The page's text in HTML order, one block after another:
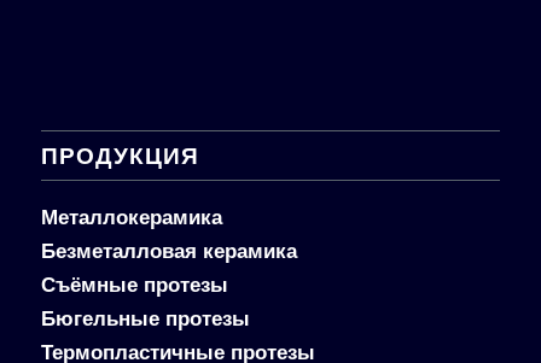
ПРОДУКЦИЯ
Металлокерамика
Безметалловая керамика
Съёмные протезы
Бюгельные протезы
Термопластичные протезы